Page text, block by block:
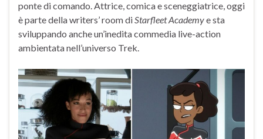
ponte di comando. Attrice, comica e sceneggiatrice, oggi
è parte della writers’ room diStarfleet Academye sta
sviluppando anche un’inedita commedia live-action
ambientata nell’universo Trek.